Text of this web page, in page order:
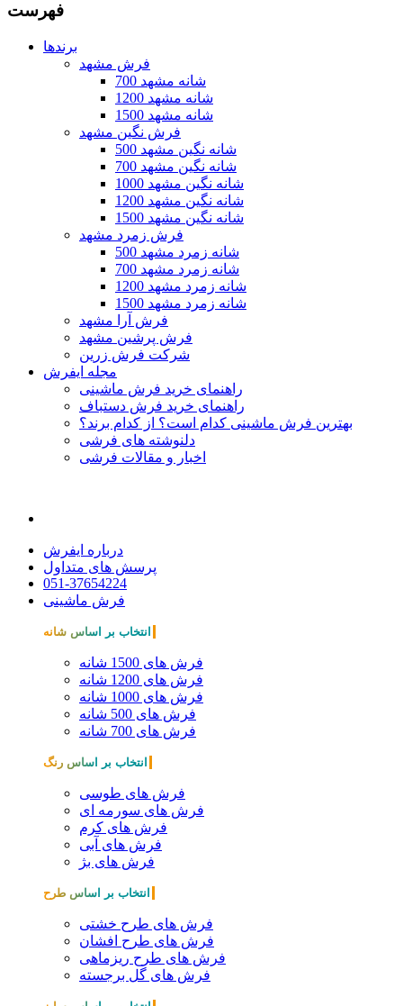
فهرست
برندها
فرش مشهد
700 شانه مشهد
1200 شانه مشهد
1500 شانه مشهد
فرش نگین مشهد
500 شانه نگین مشهد
700 شانه نگین مشهد
1000 شانه نگین مشهد
1200 شانه نگین مشهد
1500 شانه نگین مشهد
فرش زمرد مشهد
500 شانه زمرد مشهد
700 شانه زمرد مشهد
1200 شانه زمرد مشهد
1500 شانه زمرد مشهد
فرش آرا مشهد
فرش پرشین مشهد
شرکت فرش زرین
مجله ایفرش
راهنمای خرید فرش ماشینی
راهنمای خرید فرش دستباف
بهترین فرش ماشینی کدام است؟ از کدام برند؟
دلنوشته های فرشی
اخبار و مقالات فرشی
درباره ایفرش
پرسش های متداول
051-37654224
فرش ماشینی
انتخاب بر اساس شانه
فرش های 1500 شانه
فرش های 1200 شانه
فرش های 1000 شانه
فرش های 500 شانه
فرش های 700 شانه
انتخاب بر اساس رنگ
فرش های طوسی
فرش های سورمه ای
فرش های کرم
فرش های آبی
فرش های بژ
انتخاب بر اساس طرح
فرش های طرح خشتی
فرش های طرح افشان
فرش های طرح ریزماهی
فرش های گل برجسته